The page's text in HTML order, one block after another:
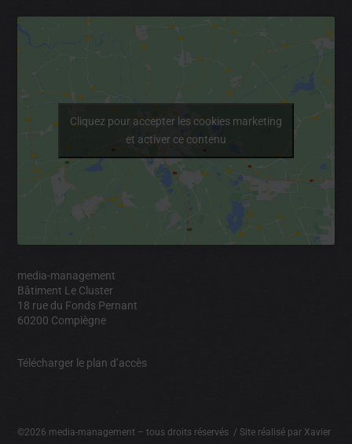
Cliquez pour accepter les cookies marketing
et activer ce contenu
media-management
Bâtiment Le Cluster
18 rue du Fonds Pernant
60200 Compiègne
Télécharger le plan d’accès
©2026 media-management – tous droits réservés / Site réalisé par Xavier